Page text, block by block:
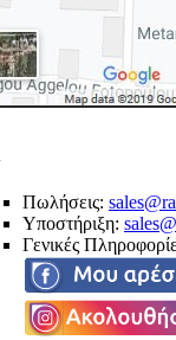
Πωλήσεις:
Υποστήριξη:
Γενικές